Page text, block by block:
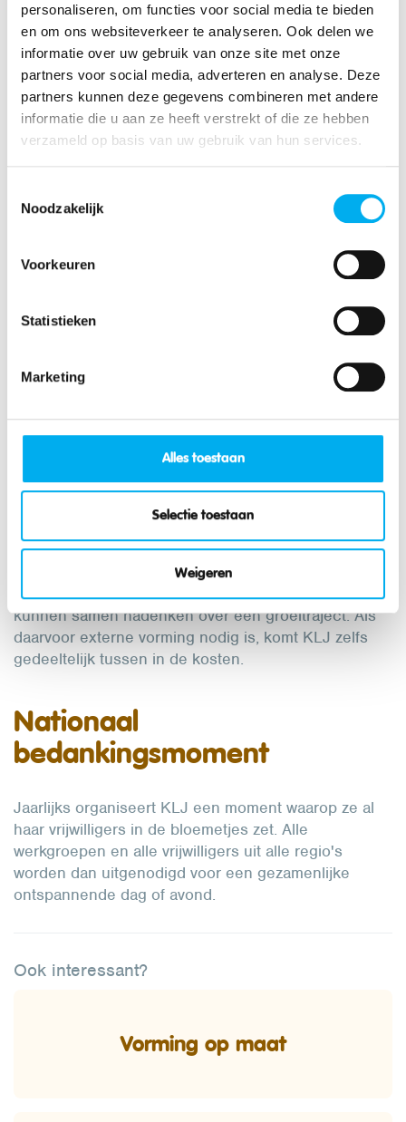
personaliseren, om functies voor social media te bieden
en om ons websiteverkeer te analyseren. Ook delen we
informatie over uw gebruik van onze site met onze
partners voor social media, adverteren en analyse. Deze
partners kunnen deze gegevens combineren met andere
informatie die u aan ze heeft verstrekt of die ze hebben
verzameld op basis van uw gebruik van hun services.
Noodzakelijk
Voorkeuren
Statistieken
Marketing
Alles toestaan
Selectie toestaan
Weigeren
Oefendagen voor
oefendagen om de laatste nieuwe hypes in dans-,
dan een zomer lang doorgeven aan afdelingen met
Een coach voor elke
vrijwilliger
Elke vrijwilliger heeft een persoonlijke coach. Ze
kunnen samen nadenken over een groeitraject. Als
daarvoor externe vorming nodig is, komt KLJ zelfs
gedeeltelijk tussen in de kosten.
Nationaal
bedankingsmoment
Jaarlijks organiseert KLJ een moment waarop ze al
haar vrijwilligers in de bloemetjes zet. Alle
werkgroepen en alle vrijwilligers uit alle regio's
worden dan uitgenodigd voor een gezamenlijke
ontspannende dag of avond.
Ook interessant?
Vorming op maat